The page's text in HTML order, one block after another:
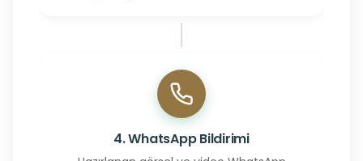
4. WhatsApp Bildirimi